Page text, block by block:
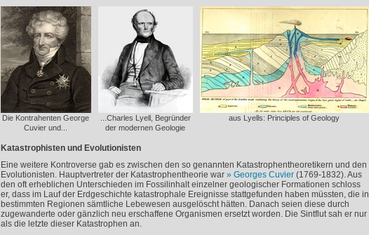
Die Kontrahenten George
Cuvier und...
...Charles Lyell, Begründer
der modernen Geologie
aus Lyells: Principles of Geology
Katastrophisten und Evolutionisten
Eine weitere Kontroverse gab es zwischen den so genannten Katastrophentheoretikern und den
Evolutionisten. Hauptvertreter der Katastrophentheorie war
Georges Cuvier(1769-1832). Aus
den oft erheblichen Unterschieden im Fossilinhalt einzelner geologischer Formationen schloss
er, dass im Lauf der Erdgeschichte katastrophale Ereignisse stattgefunden haben müssten, die in
bestimmten Regionen sämtliche Lebewesen ausgelöscht hätten. Danach seien diese durch
zugewanderte oder gänzlich neu erschaffene Organismen ersetzt worden. Die Sintflut sah er nur
als die letzte dieser Katastrophen an.